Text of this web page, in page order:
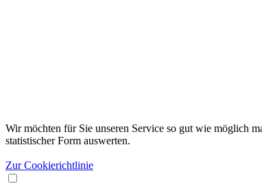
Wir möchten für Sie unseren Service so gut wie möglich
statistischer Form auswerten.
Zur Cookierichtlinie